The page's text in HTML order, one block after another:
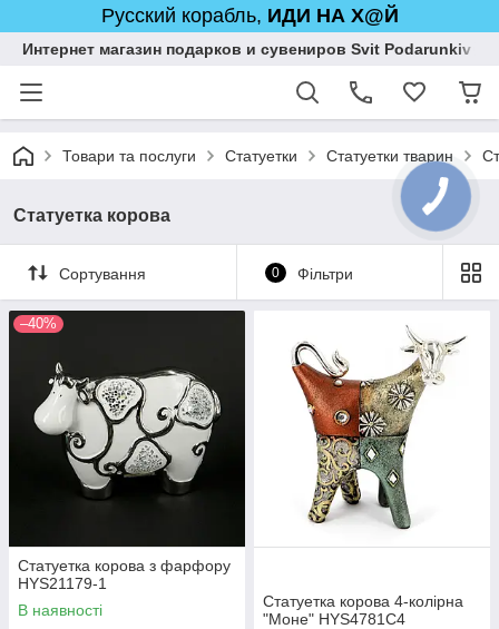
Русский корабль, ИДИ НА Х@Й
Интернет магазин подарков и сувениров Svit Podarunkiv
Товари та послуги Статуетки Статуетки тварин
Статуетка корова
Сортування 0 Фільтри
–40%
Статуетка корова з фарфору
HYS21179-1
В наявності
Статуетка корова 4-колірна
"Моне" HYS4781C4